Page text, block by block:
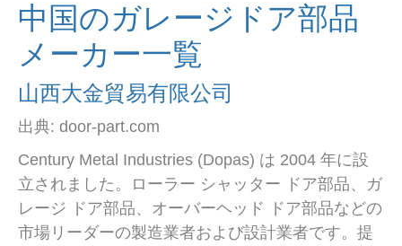
中国のガレージドア部品
メーカー一覧
山西大金貿易有限公司
出典: door-part.com
Century Metal Industries (Dopas) は 2004 年に設
立されました。ローラー シャッター ドア部品、ガ
レージ ドア部品、オーバーヘッド ドア部品などの
市場リーダーの製造業者および設計業者です。提